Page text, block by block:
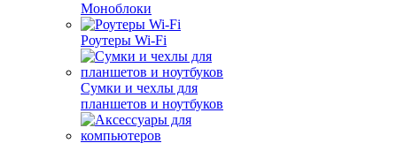
Моноблоки
Роутеры Wi-Fi
Сумки и чехлы для
планшетов и ноутбуков